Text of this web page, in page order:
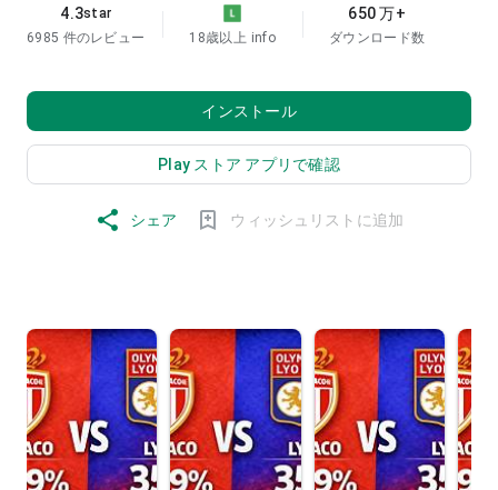
4.3star
6985 件のレビュー
18歳以上 info
650 万+
ダウンロード数
インストール
Play ストア アプリで確認
シェア ウィッシュリストに追加